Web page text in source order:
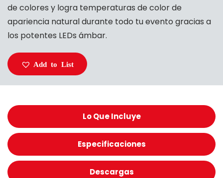
de colores y logra temperaturas de color de
apariencia natural durante todo tu evento gracias a
los potentes LEDs ámbar.
Add to List
Lo Que Incluye
Especificaciones
Descargas